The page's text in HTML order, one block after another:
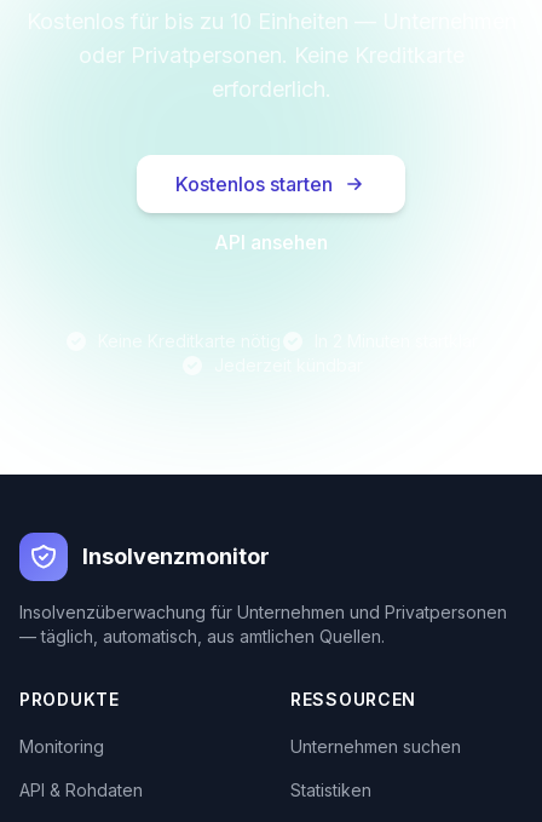
Kostenlos für bis zu 10 Einheiten — Unternehmen
oder Privatpersonen. Keine Kreditkarte
erforderlich.
Kostenlos starten
API ansehen
Insolvenzmonitor
Insolvenzüberwachung für Unternehmen und Privatpersonen
— täglich, automatisch, aus amtlichen Quellen.
PRODUKTE
Monitoring
API & Rohdaten
RESSOURCEN
Unternehmen suchen
Statistiken